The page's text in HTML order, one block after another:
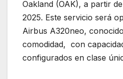
Oakland (OAK), a partir
2025. Este servicio será
Airbus A320neo,
comodidad, con
configurados en clase